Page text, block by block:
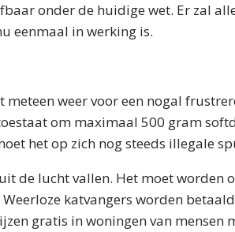
onder de huidige wet. Er zal
eenmaal in werking is.
meteen weer voor een nogal
om maximaal 500 gram
het op zich nog steeds illegale
de lucht vallen. Het moet worden
katvangers worden
gratis in woningen van mensen